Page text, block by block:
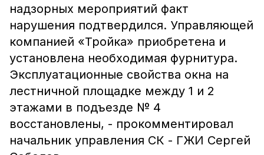
надзорных мероприятий факт
нарушения подтвердился. Управляющей
компанией «Тройка» приобретена и
установлена необходимая фурнитура.
Эксплуатационные свойства окна на
лестничной площадке между 1 и 2
этажами в подъезде № 4
восстановлены, - прокомментировал
начальник управления СК - ГЖИ Сергей